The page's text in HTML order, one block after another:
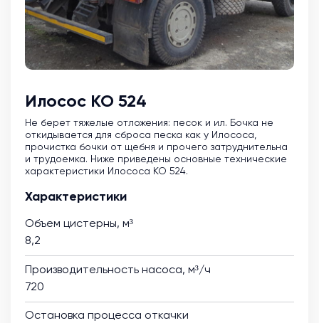
Илосос КО 524
Не берет тяжелые отложения: песок и ил. Бочка не
откидывается для сброса песка как у Илососа,
прочистка бочки от щебня и прочего затруднительна
и трудоемка. Ниже приведены основные технические
характеристики Илососа КО 524.
Характеристики
Объем цистерны, м³
8,2
Производительность насоса, м³/ч
720
Остановка процесса откачки